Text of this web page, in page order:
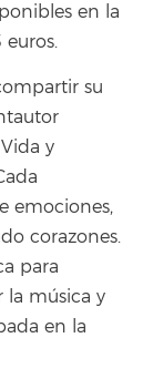
en la
su
y
emociones,
corazones.
para
la música y
en la